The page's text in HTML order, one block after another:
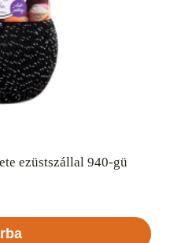
ezüstszállal 940-gü